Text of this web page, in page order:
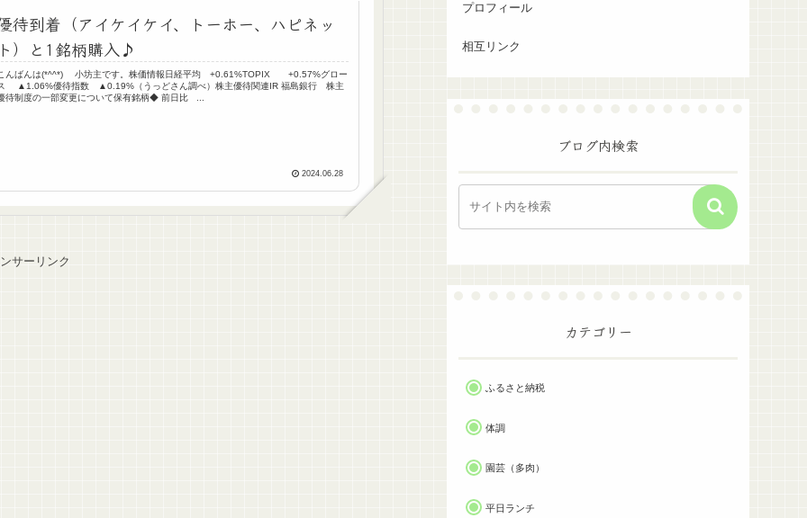
待到着（アイケイケイ、トーホー、ハピネッ
）と1銘柄購入♪
んばんは(*^^*) 小坊主です。株価情報日経平均 +0.61%TOPIX +0.57%グロー
▲1.06%優待指数 ▲0.19%（うっどさん調べ）株主優待関連IR 福島銀行 株主
待制度の一部変更について保有銘柄◆ 前日比 ...
2024.06.28
サーリンク
プロフィール
相互リンク
ブログ内検索
カテゴリー
ふるさと納税
体調
園芸（多肉）
平日ランチ